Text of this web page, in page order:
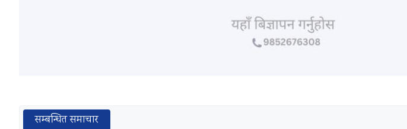
सम्बन्धित समाचार